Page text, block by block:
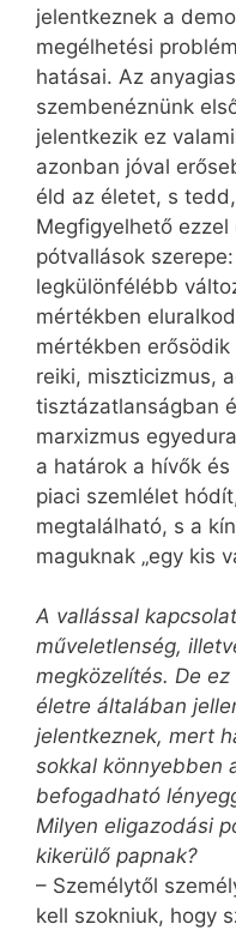
jelentkeznek a
megélhetési
hatásai. Az
szembenéznünk
jelentkezik ez
azonban jóval
éld az életet, s
Megfigyelhető
pótvallások
legkülönfélébb
mértékben
mértékben
reiki, miszticizmus,
tisztázatlanságban
marxizmus
a határok a hívők
piaci szemlélet
megtalálható, s a
maguknak „egy kis
A vallással
műveletlenség,
megközelítés. De
életre általában
jelentkeznek, mert
sokkal könnyebben
befogadható
Milyen eligazodási
kikerülő papnak?
– Személytől
kell szokniuk, hogy